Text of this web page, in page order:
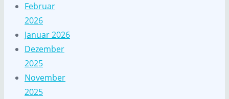
Februar
2026
Januar 2026
Dezember
2025
November
2025